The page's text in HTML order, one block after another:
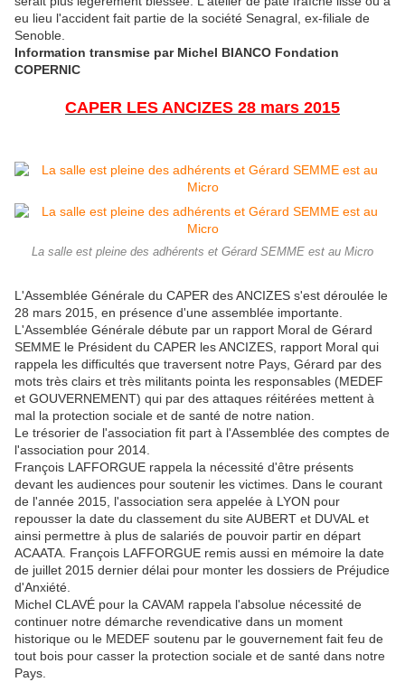
eu lieu l'accident fait partie de la société Senagral, ex-filiale de
Senoble.
Information transmise par Michel BIANCO Fondation
COPERNIC
CAPER LES ANCIZES 28 mars 2015
La salle est pleine des adhérents et Gérard SEMME est au Micro
L'Assemblée Générale du CAPER des ANCIZES s'est déroulée le
28 mars 2015, en présence d'une assemblée importante.
L'Assemblée Générale débute par un rapport Moral de Gérard
SEMME le Président du CAPER les ANCIZES, rapport Moral qui
rappela les difficultés que traversent notre Pays, Gérard par des
mots très clairs et très militants pointa les responsables (MEDEF
et GOUVERNEMENT) qui par des attaques réitérées mettent à
mal la protection sociale et de santé de notre nation.
Le trésorier de l'association fit part à l'Assemblée des comptes de
l'association pour 2014.
François LAFFORGUE rappela la nécessité d'être présents
devant les audiences pour soutenir les victimes. Dans le courant
de l'année 2015, l'association sera appelée à LYON pour
repousser la date du classement du site AUBERT et DUVAL et
ainsi permettre à plus de salariés de pouvoir partir en départ
ACAATA. François LAFFORGUE remis aussi en mémoire la date
de juillet 2015 dernier délai pour monter les dossiers de Préjudice
d'Anxiété.
Michel CLAVÉ pour la CAVAM rappela l'absolue nécessité de
continuer notre démarche revendicative dans un moment
historique ou le MEDEF soutenu par le gouvernement fait feu de
tout bois pour casser la protection sociale et de santé dans notre
Pays.